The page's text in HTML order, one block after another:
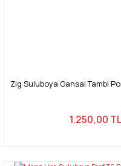
Zig Suluboya Gansai Tambi
1.250,00 TL